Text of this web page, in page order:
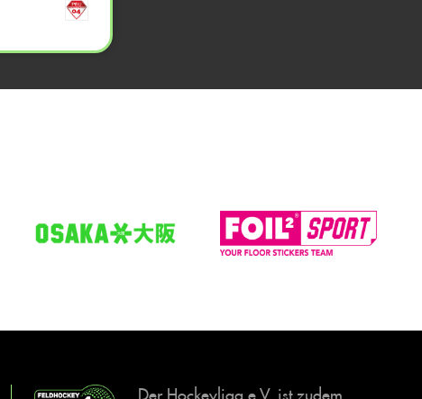
Der Hockeyliga e.V. ist zudem